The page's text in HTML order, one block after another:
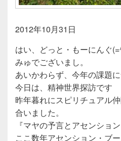
2012年10月31日
はい、どっと・もーにんぐ
みゅでございまし。
あいかわらず、今年の課題
今日は、精神世界探訪です
昨年暮れにスピリチュアル
合いました。
『マヤの予言とアセンショ
ここ数年アセンション・ブ